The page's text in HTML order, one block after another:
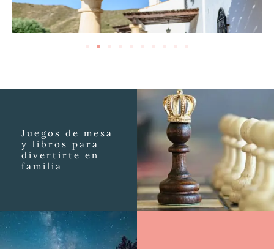
Juegos de mesa
y libros para
divertirte en
familia